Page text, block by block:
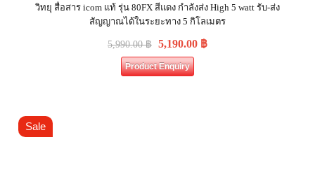
วิทยุ สื่อสาร icom แท้ รุ่น 80FX สีแดง กำลังส่ง High 5 watt รับ-ส่ง
สัญญาณได้ในระยะทาง 5 กิโลเมตร
5,990.00฿ 5,190.00 ฿
Product Enquiry
Sale